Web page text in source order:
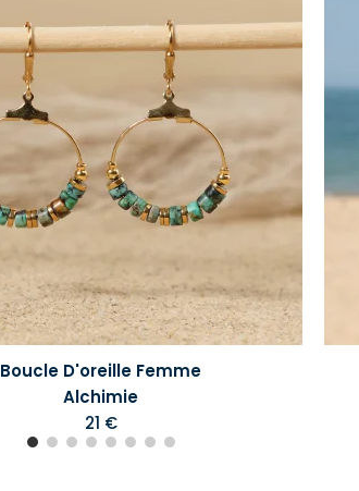
Boucle D'oreille Femme
Alchimie
21 €